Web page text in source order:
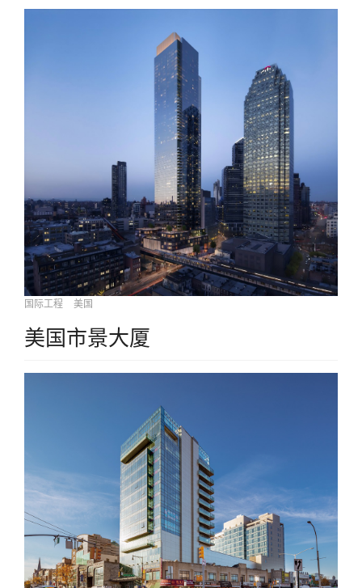
国际工程 美国
美国市景大厦